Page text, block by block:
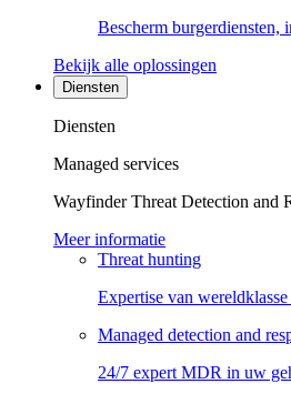
Bescherm burgerdiensten,
Bekijk alle oplossingen
Diensten
Diensten
Managed services
Wayfinder Threat Detection and
Meer informatie
Threat hunting
Expertise van
Managed detection and
24/7 expert MDR in uw